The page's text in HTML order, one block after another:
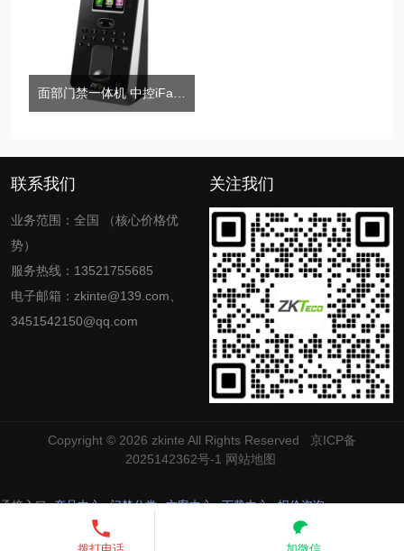
联系我们
业务范围：全国 （核心价格优
势）
服务热线：13521755685
电子邮箱：zkinte@139.com、
3451542150@qq.com
关注我们
Copyright © 2026 zkinte All Rights Reserved 京ICP备
2025142362号-1 网站地图
承接入口 产品中心 门禁分类 方案中心 下载中心 报价咨询